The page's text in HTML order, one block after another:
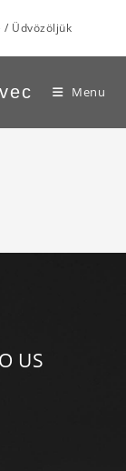
/ Üdvözöljük
Menu